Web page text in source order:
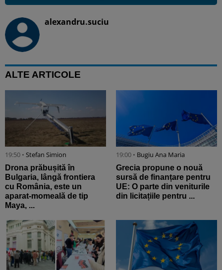
alexandru.suciu
ALTE ARTICOLE
19:50 • Stefan Simion
Drona prăbușită în
Bulgaria, lângă frontiera
cu România, este un
aparat-momeală de tip
Maya, ...
19:00 • Bugiu ⁠Ana Maria
Grecia propune o nouă
sursă de finanțare pentru
UE: O parte din veniturile
din licitațiile pentru ...